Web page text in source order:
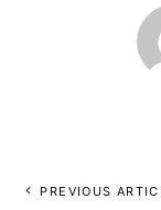
PREVIOUS